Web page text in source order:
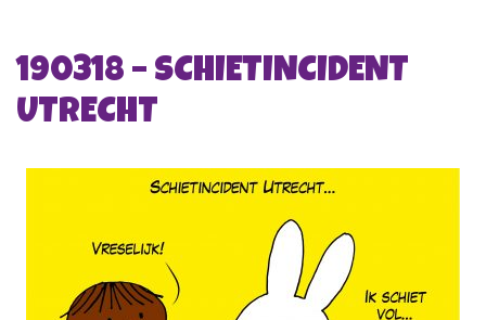
190318 – SCHIETINCIDENT
UTRECHT